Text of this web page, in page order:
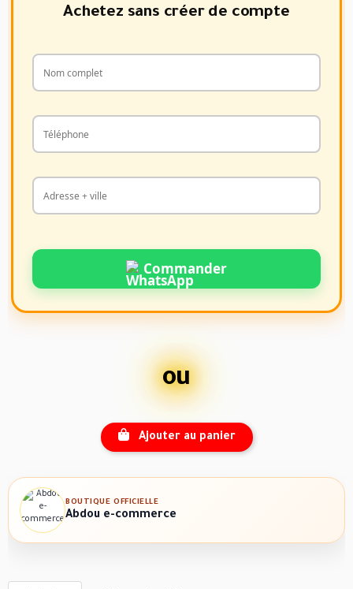
Achetez sans créer de compte
Commander
ou
Ajouter au panier
BOUTIQUE OFFICIELLE
Abdou e-commerce